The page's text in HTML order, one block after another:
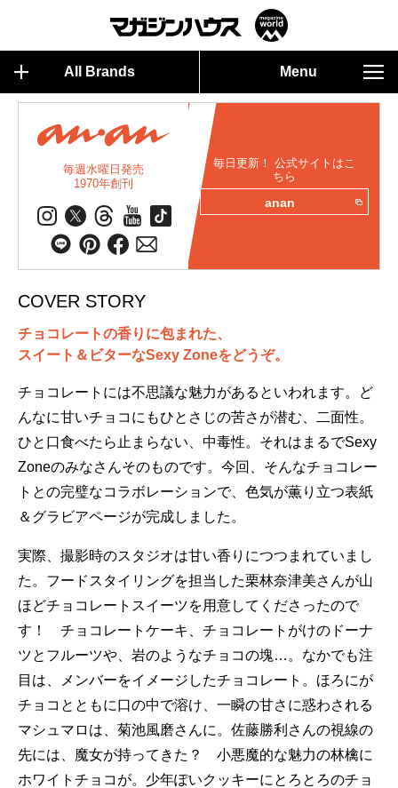
All Brands Menu
毎週水曜日発売
1970年創刊
毎日更新！ 公式サイトはこ
ちら
anan
COVER STORY
チョコレートの香りに包まれた、
スイート＆ビターなSexy Zoneをどうぞ。
チョコレートには不思議な魅力があるといわれます。ど
んなに甘いチョコにもひとさじの苦さが潜む、二面性。
ひと口食べたら止まらない、中毒性。それはまるでSexy
Zoneのみなさんそのものです。今回、そんなチョコレー
トとの完璧なコラボレーションで、色気が薫り立つ表紙
＆グラビアページが完成しました。
実際、撮影時のスタジオは甘い香りにつつまれていまし
た。フードスタイリングを担当した栗林奈津美さんが山
ほどチョコレートスイーツを用意してくださったので
す！ チョコレートケーキ、チョコレートがけのドーナ
ツとフルーツや、岩のようなチョコの塊…。なかでも注
目は、メンバーをイメージしたチョコレート。ほろにが
チョコとともに口の中で溶け、一瞬の甘さに惑わされる
マシュマロは、菊池風磨さんに。佐藤勝利さんの視線の
先には、魔女が持ってきた？ 小悪魔的な魅力の林檎に
ホワイトチョコが。少年ぽいクッキーにとろとろのチョ